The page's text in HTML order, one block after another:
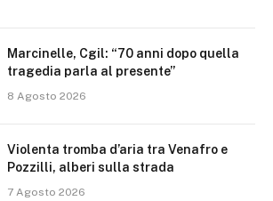
Marcinelle, Cgil: “70 anni dopo quella
tragedia parla al presente”
8 Agosto 2026
Violenta tromba d’aria tra Venafro e
Pozzilli, alberi sulla strada
7 Agosto 2026